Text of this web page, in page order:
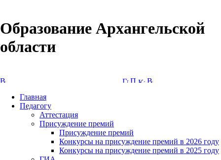
Образование Архангельской
области
Главная
Педагогу
Аттестация
Присуждение премий
Присуждение премий
Конкурсы на присуждение премий в 2026 году
Конкурсы на присуждение премий в 2025 году